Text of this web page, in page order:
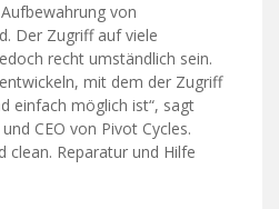
von
Der Zugriff auf viele
recht umständlich sein.
mit dem der Zugriff
einfach möglich ist“, sagt
CEO von Pivot Cycles.
clean. Reparatur und Hilfe